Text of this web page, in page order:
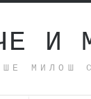
И
МИЛОШ